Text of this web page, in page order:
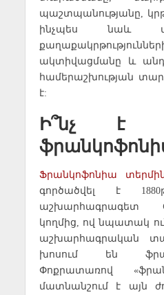
պաշտպանությանը,
ինչպես նաև
ակտիվացմանը և
համերաշխության
է:
Ի՞նչ է
Ֆրանկոֆոնիա
գործածվել է
աշխարհագրագետ
կողմից, ով նպատակ
աշխարհագրական
խոսում են
Փոքրատառով
մատնանշում է այն